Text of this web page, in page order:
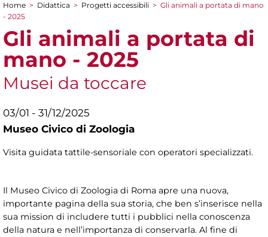
Tu sei qui
Home > Didattica > Progetti accessibili > Gli animali a portata di mano
- 2025
Gli animali a portata di
mano - 2025
Musei da toccare
03/01 - 31/12/2025
Museo Civico di Zoologia
Visita guidata tattile-sensoriale con operatori specializzati.
Il Museo Civico di Zoologia di Roma apre una nuova,
importante pagina della sua storia, che ben s’inserisce nella
sua mission di includere tutti i pubblici nella conoscenza
della natura e nell’importanza di conservarla. Al fine di